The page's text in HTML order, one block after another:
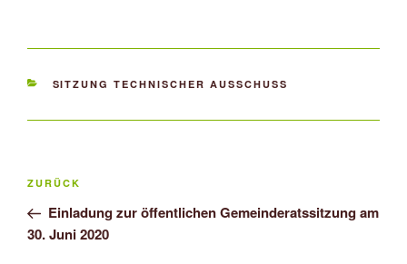
KATEGORIEN
SITZUNG TECHNISCHER AUSSCHUSS
Beitragsnavigation
Vorheriger
Beitrag
ZURÜCK
Einladung zur öffentlichen Gemeinderatssitzung am
30. Juni 2020